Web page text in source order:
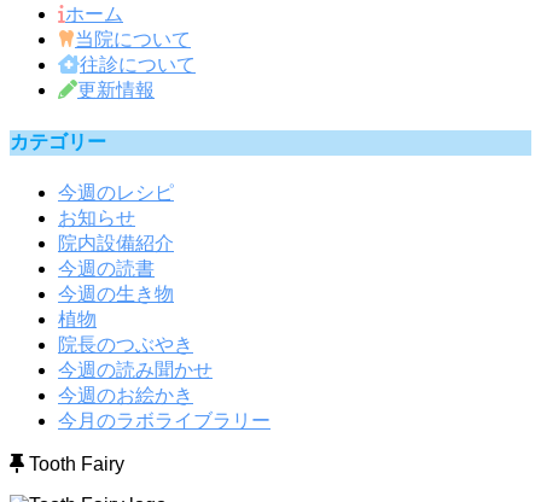
ホーム
当院について
往診について
更新情報
カテゴリー
今週のレシピ
お知らせ
院内設備紹介
今週の読書
今週の生き物
植物
院長のつぶやき
今週の読み聞かせ
今週のお絵かき
今月のラボライブラリー
Tooth Fairy